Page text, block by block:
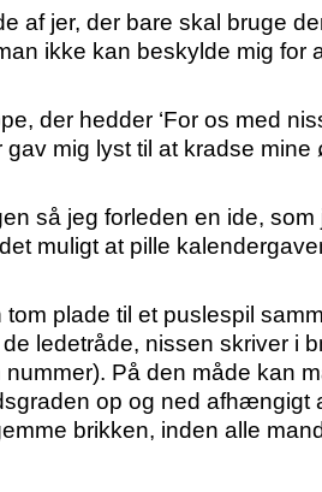
af jer, der bare skal bruge
ikke kan beskylde mig for
der hedder ‘For os med
mig lyst til at kradse mine
så jeg forleden en ide,
muligt at pille
plade til et puslespil
ledetråde, nissen skriver i
På den måde kan
op og ned afhængigt
brikken, inden alle